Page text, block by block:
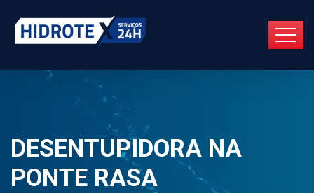
DESENTUPIDORA NA
PONTE RASA